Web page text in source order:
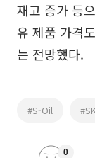
재고 증가 등
유 제품 가격
는 전망했다.
#S-Oil
0